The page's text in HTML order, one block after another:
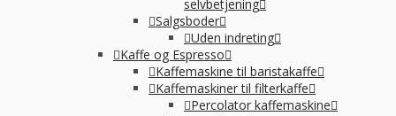
selvbetjening
Salgsboder
Uden indreting
Kaffe og Espresso
Kaffemaskine til baristakaffe
Kaffemaskiner til filterkaffe
Percolator kaffemaskine